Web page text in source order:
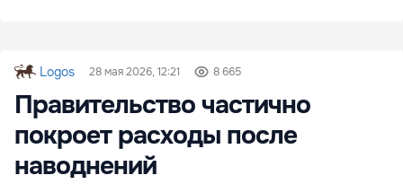
Logos 28 мая 2026, 12:21 8 665
Правительство частично
покроет расходы после
наводнений